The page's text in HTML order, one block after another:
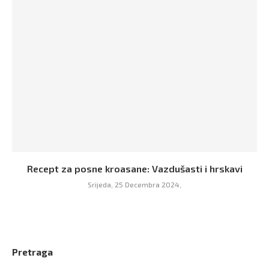
Recept za posne kroasane: Vazdušasti i hrskavi
Srijeda, 25 Decembra 2024,
Pretraga